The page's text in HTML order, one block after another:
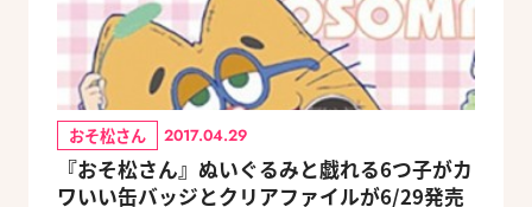
おそ松さん 2017.04.29
『おそ松さん』ぬいぐるみと戯れる6つ子がカ
ワいい缶バッジとクリアファイルが6/29発売